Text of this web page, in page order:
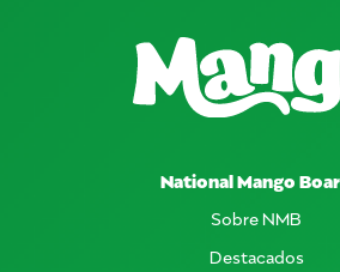
National Mango
Sobre NMB
Destacados